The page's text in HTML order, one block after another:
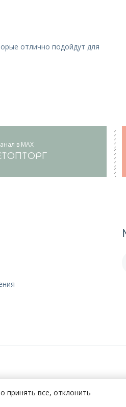
отлично подойдут для
в MAX
принять все, отклонить